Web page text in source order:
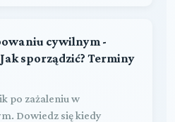
cywilnym -
sporządzić? Terminy
po zażaleniu w
Dowiedz się kiedy